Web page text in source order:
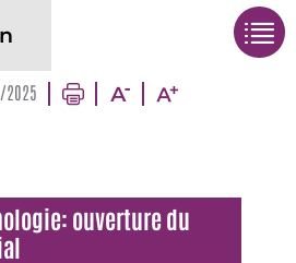
ouverture du